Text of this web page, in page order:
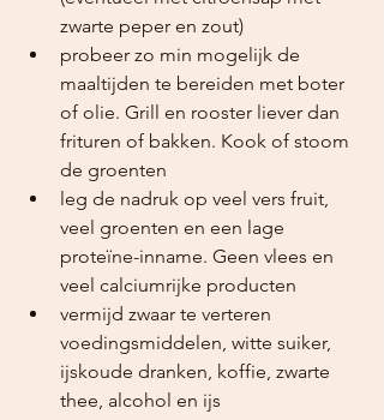
zwarte peper en zout)
probeer zo min mogelijk de
maaltijden te bereiden met boter
of olie. Grill en rooster liever dan
frituren of bakken. Kook of stoom
de groenten
leg de nadruk op veel vers fruit,
veel groenten en een lage
proteïne-inname. Geen vlees en
veel calciumrijke producten
vermijd zwaar te verteren
voedingsmiddelen, witte suiker,
ijskoude dranken, koffie, zwarte
thee, alcohol en ijs